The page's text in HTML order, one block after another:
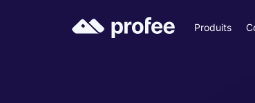
Produits